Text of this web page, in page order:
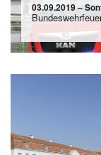
03.09.2019 –